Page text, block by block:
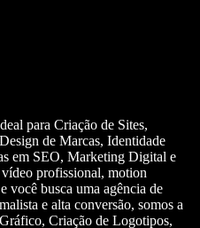
para Criação de Sites,
de Marcas, Identidade
em SEO, Marketing Digital e
profissional, motion
você busca uma agência de
e alta conversão, somos a
Criação de Logotipos,